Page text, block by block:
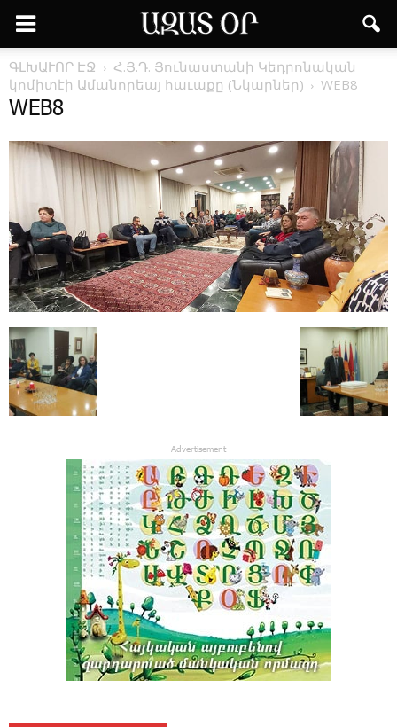
ԳԼԽԱՒՈՐ ԷՋ
Հ.Յ.Դ. Յունաստանի Կեդրոնական
կոմիտէի Ամանորեայ հաւաքը (Նկարներ)
WEB8
WEB8
- Advertisement -